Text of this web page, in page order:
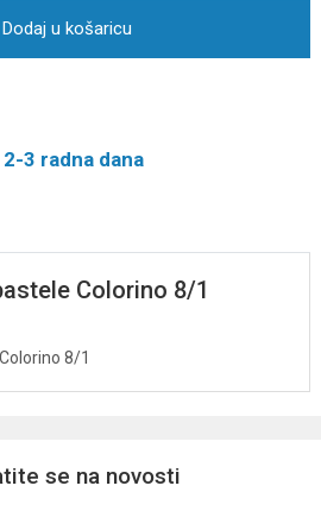
Dodaj u košaricu
3 radna dana
Colorino 8/1
8/1
se na novosti